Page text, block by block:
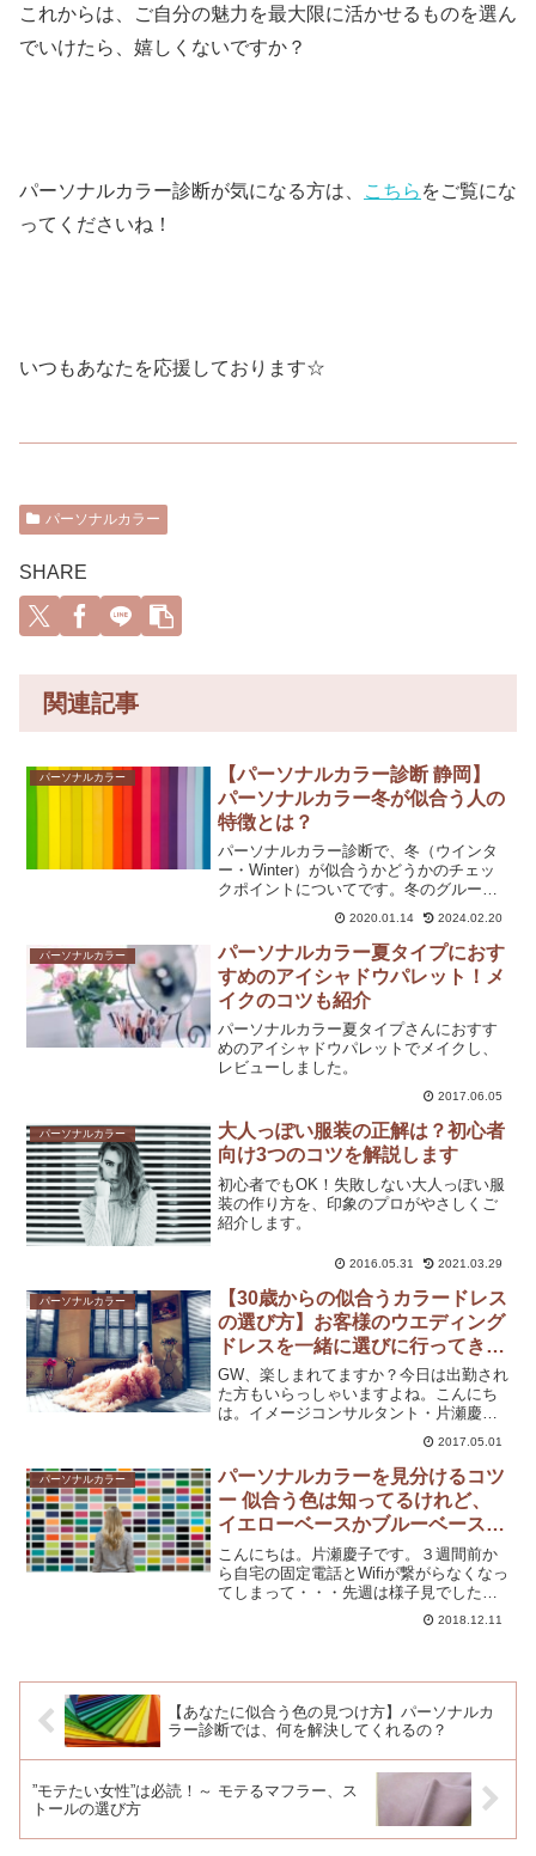
これからは、ご自分の魅力を最大限に活かせるものを選ん
でいけたら、嬉しくないですか？
パーソナルカラー診断が気になる方は、 こちら をご覧にな
ってくださいね！
いつもあなたを応援しております☆
パーソナルカラー
SHARE
関連記事
パーソナルカラー
【パーソナルカラー診断 静岡】
パーソナルカラー冬が似合う人の
特徴とは？
パーソナルカラー診断で、冬（ウインタ
ー・Winter）が似合うかどうかのチェッ
クポイントについてです。冬のグループ
は、「ブルーベース（寒色系）」「高～
低明度（明度コントラスト）」「清色
（クリア）」という特徴を備えていま
す。
2020.01.14 2024.02.20
パーソナルカラー
パーソナルカラー夏タイプにおす
すめのアイシャドウパレット！メ
イクのコツも紹介
パーソナルカラー夏タイプさんにおすす
めのアイシャドウパレットでメイクし、
レビューしました。
2017.06.05
パーソナルカラー
大人っぽい服装の正解は？初心者
向け3つのコツを解説します
初心者でもOK！失敗しない大人っぽい服
装の作り方を、印象のプロがやさしくご
紹介します。
2016.05.31 2021.03.29
パーソナルカラー
【30歳からの似合うカラードレス
の選び方】お客様のウエディング
ドレスを一緒に選びに行ってきま
した！
GW、楽しまれてますか？今日は出勤され
た方もいらっしゃいますよね。こんにち
は。イメージコンサルタント・片瀬慶子
です。先日、お客様のウエディングドレ
スを選びに、お店に同行させていただき
ました。このお客様は、継続レッスンを
受けてくださったのがき...
2017.05.01
パーソナルカラー
パーソナルカラーを見分けるコツ
ー 似合う色は知ってるけれど、
イエローベースかブルーベースは
どう見分けたらいいの？～黄色編
こんにちは。片瀬慶子です。３週間前か
ら自宅の固定電話とWifiが繋がらなくなっ
てしまって・・・先週は様子見でした
が、ようやく復活しました＾＾普段はネ
ットサーフィンと夜更かし大好きです
2018.12.11
【あなたに似合う色の見つけ方】パーソナルカ
ラー診断では、何を解決してくれるの？
”モテたい女性”は必読！～ モテるマフラー、ス
トールの選び方